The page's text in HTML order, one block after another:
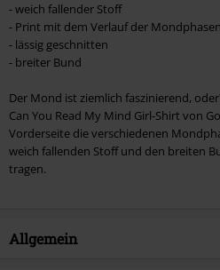
- weich fallender Stoff
- Print mit dem Verlauf der Mondphasen
- lässig geschnitten
- breiter Bund
Der Mond ist ziemlich faszinierend,
Can You Read My Mind Girl-Shirt von
Vorderseite die verschiedenen
weich fallenden Stoff und den breiten
tragen.
Allgemein